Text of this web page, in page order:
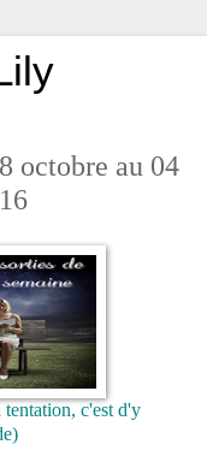
octobre au 04
c'est d'y